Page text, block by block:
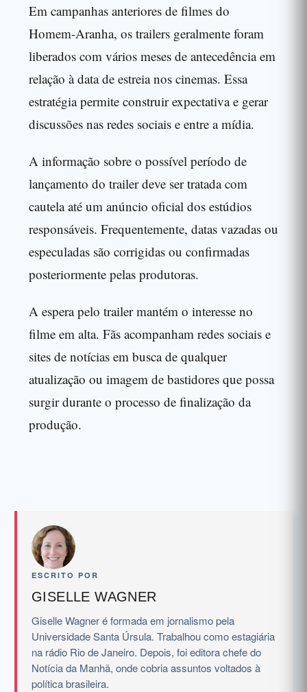
Em campanhas anteriores de filmes do
Homem-Aranha, os trailers geralmente foram
liberados com vários meses de antecedência em
relação à data de estreia nos cinemas. Essa
estratégia permite construir expectativa e gerar
discussões nas redes sociais e entre a mídia.
A informação sobre o possível período de
lançamento do trailer deve ser tratada com
cautela até um anúncio oficial dos estúdios
responsáveis. Frequentemente, datas vazadas ou
especuladas são corrigidas ou confirmadas
posteriormente pelas produtoras.
A espera pelo trailer mantém o interesse no
filme em alta. Fãs acompanham redes sociais e
sites de notícias em busca de qualquer
atualização ou imagem de bastidores que possa
surgir durante o processo de finalização da
produção.
ESCRITO POR
GISELLE WAGNER
Giselle Wagner é formada em jornalismo pela
Universidade Santa Úrsula. Trabalhou como estagiária
na rádio Rio de Janeiro. Depois, foi editora chefe do
Notícia da Manhã, onde cobria assuntos voltados à
política brasileira.